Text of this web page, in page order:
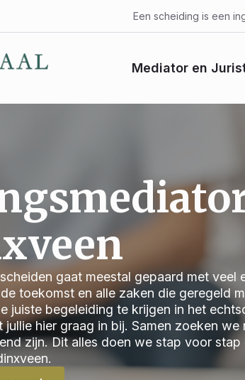
Een scheiding is een
Mediator en
gaat meestal gepaard met veel
toekomst en alle zaken die geregeld
juiste begeleiding te krijgen in het
hier graag in bij. Samen zoeken we
zijn. Dit alles doen we stap voor